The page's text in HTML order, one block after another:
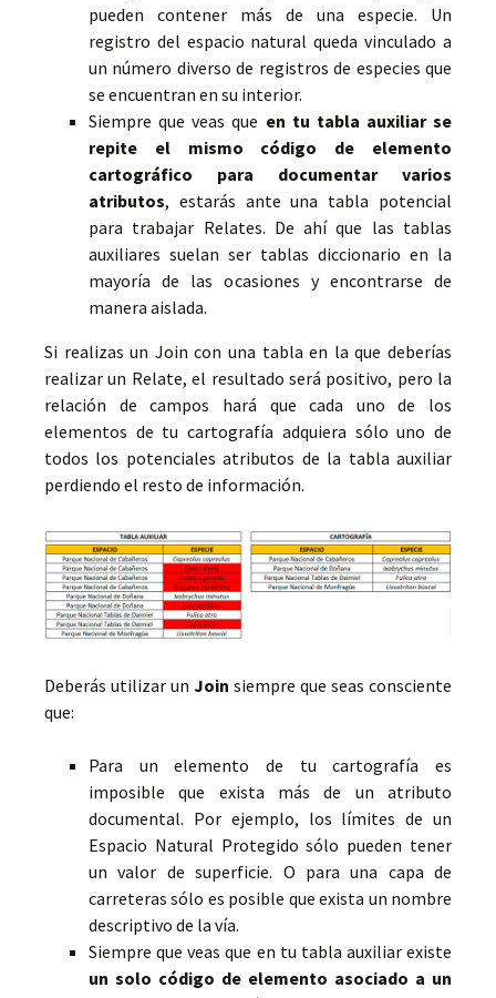
pueden contener más de una especie. Un
registro del espacio natural queda vinculado a
un número diverso de registros de especies que
se encuentran en su interior.
Siempre que veas que en tu tabla auxiliar se
repite el mismo código de elemento
cartográfico para documentar varios
atributos, estarás ante una tabla potencial
para trabajar Relates. De ahí que las tablas
auxiliares suelan ser tablas diccionario en la
mayoría de las ocasiones y encontrarse de
manera aislada.
Si realizas un Join con una tabla en la que deberías
realizar un Relate, el resultado será positivo, pero la
relación de campos hará que cada uno de los
elementos de tu cartografía adquiera sólo uno de
todos los potenciales atributos de la tabla auxiliar
perdiendo el resto de información.
Deberás utilizar un Join siempre que seas consciente
que:
Para un elemento de tu cartografía es
imposible que exista más de un atributo
documental. Por ejemplo, los límites de un
Espacio Natural Protegido sólo pueden tener
un valor de superficie. O para una capa de
carreteras sólo es posible que exista un nombre
descriptivo de la vía.
Siempre que veas que en tu tabla auxiliar existe
un solo código de elemento asociado a un